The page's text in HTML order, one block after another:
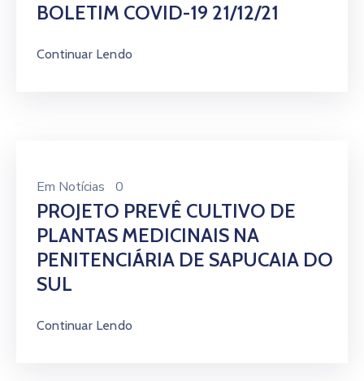
BOLETIM COVID-19 21/12/21
Continuar Lendo
Em Notícias 0
PROJETO PREVÊ CULTIVO DE
PLANTAS MEDICINAIS NA
PENITENCIÁRIA DE SAPUCAIA DO
SUL
Continuar Lendo